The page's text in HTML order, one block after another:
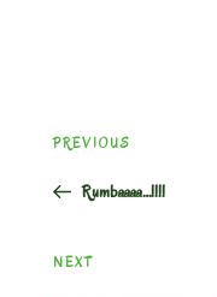
navigation
Previous
PREVIOUS
Rumbaaaa…!!!!
Next
NEXT